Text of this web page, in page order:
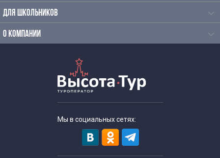
ДЛЯ ШКОЛЬНИКОВ
О КОМПАНИИ
Мы в социальных сетях: